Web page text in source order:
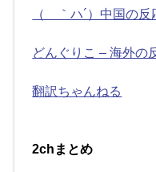
（ ｀ハ´）中国の反
どんぐりこ – 海外の
翻訳ちゃんねる
2chまとめ